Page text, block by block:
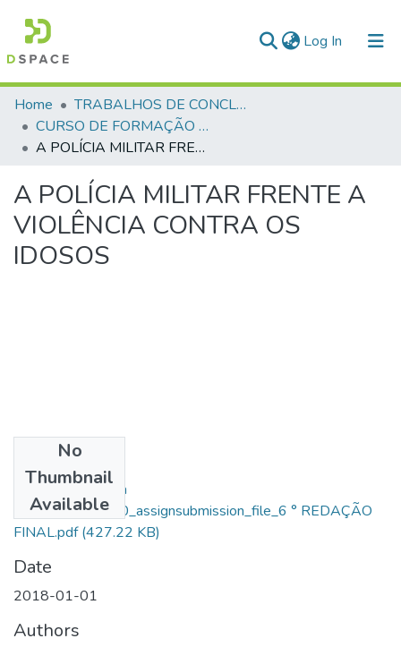
Log In (current)
Communities & Collections
All of DSpace
Home
TRABALHOS DE CONCLUSÃO DE CURSO - CFP (CURSO DE FORMAÇÃO DE PRAÇAS)
CURSO DE FORMAÇÃO DE PRAÇAS - CFP - 2018
A POLÍCIA MILITAR FRENTE A VIOLÊNCIA CONTRA OS IDOSOS
A POLÍCIA MILITAR FRENTE A
VIOLÊNCIA CONTRA OS
IDOSOS
No
Thumbnail
Available
Kleverson Ferreira
Rodrigues_14020_assignsubmission_file_6 ° REDAÇÃO
FINAL.pdf(427.22 KB)
Date
2018-01-01
Authors